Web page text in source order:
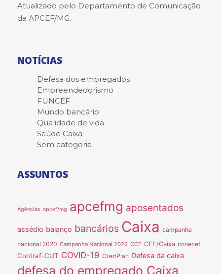
Atualizado pelo Departamento de Comunicação
da APCEF/MG.
NOTÍCIAS
Defesa dos empregados
Empreendedorismo
FUNCEF
Mundo bancário
Qualidade de vida
Saúde Caixa
Sem categoria
ASSUNTOS
Agências apcef/mg apcefmg aposentados
assédio balanço bancários Caixa campanha
nacional 2020 Campanha Nacional 2022 CCT CEE/Caixa conecef
Contraf-CUT COVID-19 CredPlan Defesa da caixa
defesa do empregado Caixa